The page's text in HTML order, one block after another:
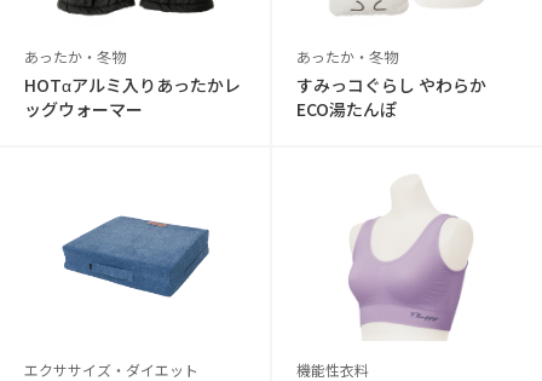
あったか・冬物
HOTαアルミ入りあったかレ
ッグウォーマー
あったか・冬物
すみっコぐらし やわらか
ECO湯たんぽ
エクササイズ・ダイエット 機能性衣料